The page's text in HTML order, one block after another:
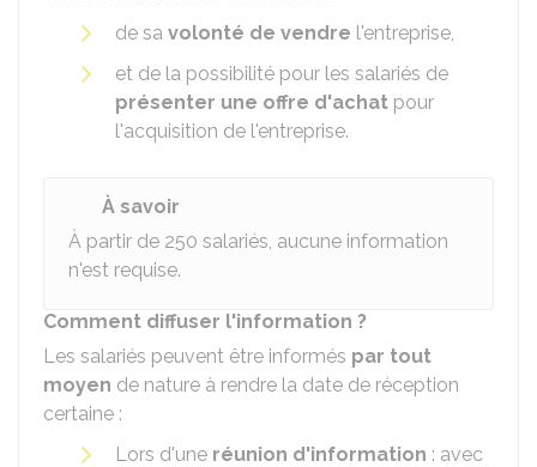
de sa volonté de vendre l'entreprise,
et de la possibilité pour les salariés de
présenter une offre d'achat pour
l'acquisition de l'entreprise.
À savoir
À partir de 250 salariés, aucune information
n'est requise.
Comment diffuser l'information ?
Les salariés peuvent être informés par tout
moyen de nature à rendre la date de réception
certaine :
Lors d'une réunion d'information : avec